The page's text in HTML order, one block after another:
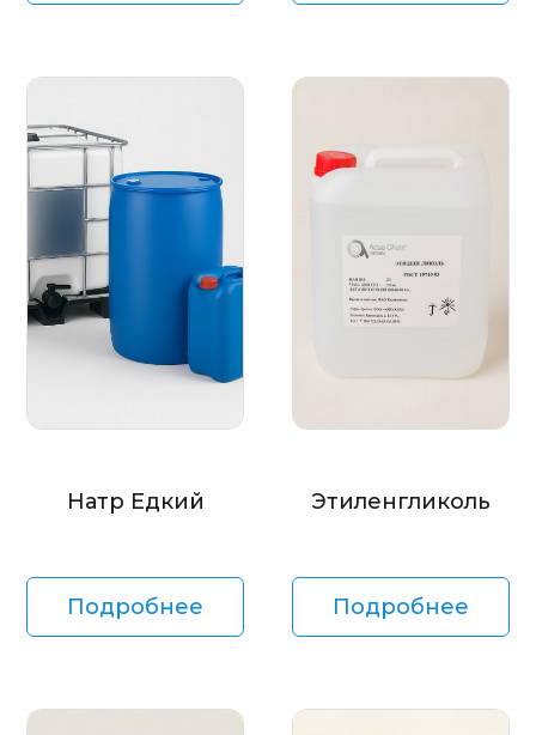
Натр Едкий
Подробнее
Этиленгликоль
Подробнее